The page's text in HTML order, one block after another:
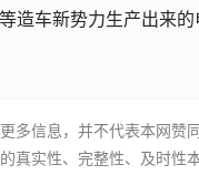
造车新势力生产出来
多信息，并不代表本网
真实性、完整性、及时